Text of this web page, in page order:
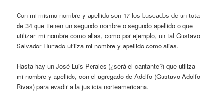
Con mi mismo nombre y apellido son 17 los buscados de un total
de 34 que tienen un segundo nombre o segundo apellido o que
utilizan mi nombre como alias, como por ejemplo, un tal Gustavo
Salvador Hurtado utiliza mi nombre y apellido como alias.
Hasta hay un José Luis Perales (¿será el cantante?) que utiliza
mi nombre y apellido, con el agregado de Adolfo (Gustavo Adolfo
Rivas) para evadir a la justicia norteamericana.